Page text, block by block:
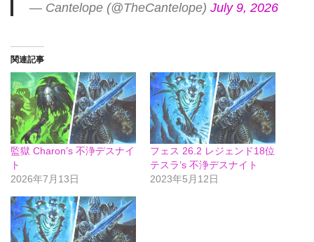
— Cantelope (@TheCantelope) July 9, 2026
関連記事
監獄 Charon’s 不浄デスナイ
ト
2026年7月13日
フェス 26.2 レジェンド18位
テスラ’s 不浄デスナイト
2023年5月12日